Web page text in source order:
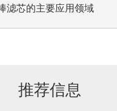
滤芯的主要应用领域
推荐信息